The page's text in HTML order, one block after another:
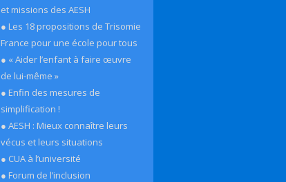
et missions des AESH
● Les 18 propositions de Trisomie
France pour une école pour tous
● « Aider l’enfant à faire œuvre
de lui-même »
● Enfin des mesures de
simplification !
● AESH : Mieux connaître leurs
vécus et leurs situations
● CUA à l’université
● Forum de l’inclusion